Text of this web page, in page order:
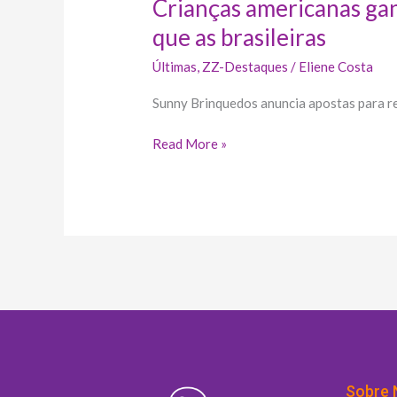
Crianças americanas
que as brasileiras
Últimas ZZ-Destaques / Eliene Costa
Sunny Brinquedos anuncia apostas para
Read More »
Sobre